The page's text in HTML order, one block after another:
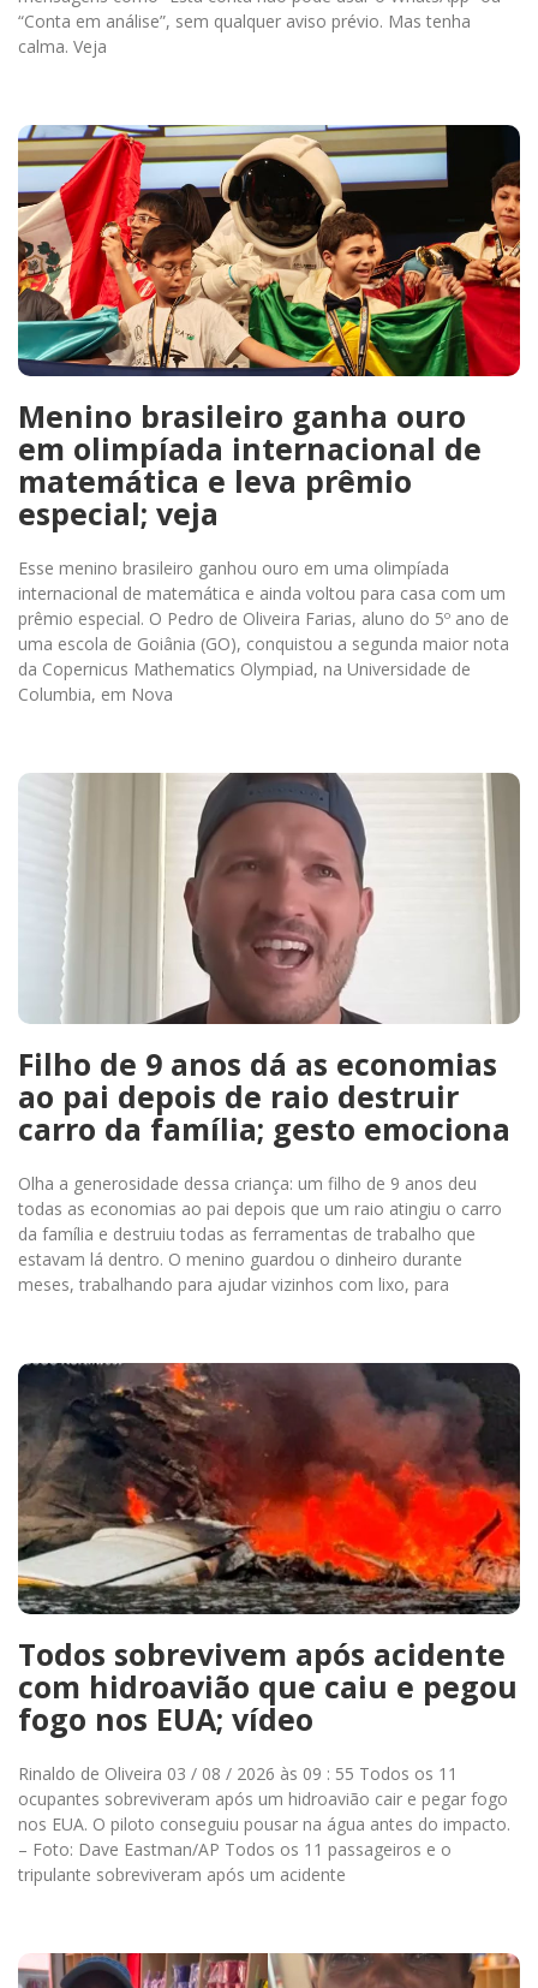
“Conta em análise”, sem qualquer aviso prévio. Mas tenha
calma. Veja
Menino brasileiro ganha ouro
em olimpíada internacional de
matemática e leva prêmio
especial; veja
Esse menino brasileiro ganhou ouro em uma olimpíada
internacional de matemática e ainda voltou para casa com um
prêmio especial. O Pedro de Oliveira Farias, aluno do 5º ano de
uma escola de Goiânia (GO), conquistou a segunda maior nota
da Copernicus Mathematics Olympiad, na Universidade de
Columbia, em Nova
Filho de 9 anos dá as economias
ao pai depois de raio destruir
carro da família; gesto emociona
Olha a generosidade dessa criança: um filho de 9 anos deu
todas as economias ao pai depois que um raio atingiu o carro
da família e destruiu todas as ferramentas de trabalho que
estavam lá dentro. O menino guardou o dinheiro durante
meses, trabalhando para ajudar vizinhos com lixo, para
Todos sobrevivem após acidente
com hidroavião que caiu e pegou
fogo nos EUA; vídeo
Rinaldo de Oliveira 03 / 08 / 2026 às 09 : 55 Todos os 11
ocupantes sobreviveram após um hidroavião cair e pegar fogo
nos EUA. O piloto conseguiu pousar na água antes do impacto.
– Foto: Dave Eastman/AP Todos os 11 passageiros e o
tripulante sobreviveram após um acidente